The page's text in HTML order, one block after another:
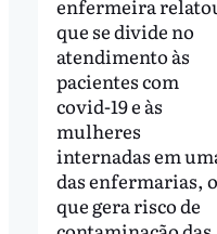
enfermeira
que se divide no
atendimento às
pacientes com
covid-19 e às
mulheres
internadas em
das enfermarias, o
que gera risco de